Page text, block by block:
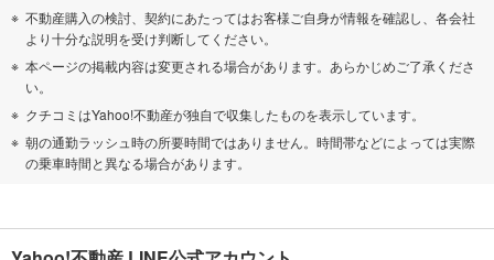
不動産購入の検討、契約にあたってはお客様ご自身が情報を確認し、各会社
より十分な説明を受け判断してください。
本ページの掲載内容は変更される場合があります。あらかじめご了承くださ
い。
クチコミはYahoo!不動産が独自で収集したものを表示しています。
朝の通勤ラッシュ時の所要時間ではありません。時間帯などによっては実際
の乗車時間と異なる場合があります。